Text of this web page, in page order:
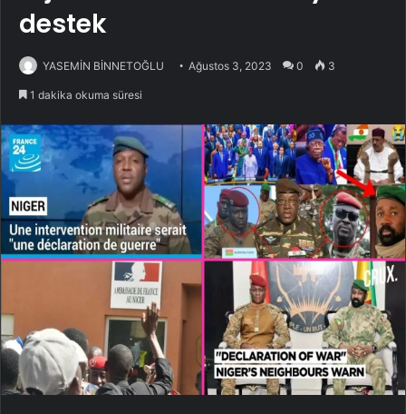
destek
YASEMİN BİNNETOĞLU Ağustos 3, 2023 0 3
1 dakika okuma süresi